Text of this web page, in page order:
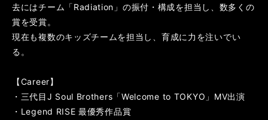
去にはチーム「Radiation」の振付・構成を担当し、数多くの
賞を受賞。
現在も複数のキッズチームを担当し、育成に力を注いでい
る。
【Career】
・三代目J Soul Brothers「Welcome to TOKYO」MV出演
・Legend RISE 最優秀作品賞